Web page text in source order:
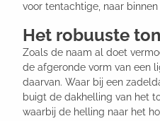
voor tentachtige, naar
Het robuuste
Zoals de naam al doet
de afgeronde vorm van een
daarvan. Waar bij een
buigt de dakhelling van het
waarbij de helling naar het